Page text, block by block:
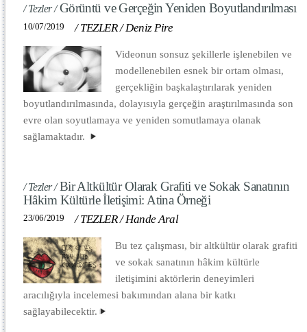
/ Tezler /Görüntü ve Gerçeğin Yeniden Boyutlandırılması
10/07/2019 /TEZLER /Deniz Pire
Videonun sonsuz şekillerle işlenebilen ve
modellenebilen esnek bir ortam olması,
gerçekliğin başkalaştırılarak yeniden
boyutlandırılmasında, dolayısıyla gerçeğin araştırılmasında son
evre olan soyutlamaya ve yeniden somutlamaya olanak
sağlamaktadır.
/ Tezler /Bir Altkültür Olarak Grafiti ve Sokak Sanatının
Hâkim Kültürle İletişimi: Atina Örneği
23/06/2019 /TEZLER /Hande Aral
Bu tez çalışması, bir altkültür olarak grafiti
ve sokak sanatının hâkim kültürle
iletişimini aktörlerin deneyimleri
aracılığıyla incelemesi bakımından alana bir katkı
sağlayabilecektir.